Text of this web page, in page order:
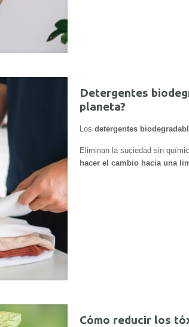
Detergentes
planeta?
Losdetergentes
Eliminan la suciedad sin
hacer el cambio hacia una
Cómo reducir los